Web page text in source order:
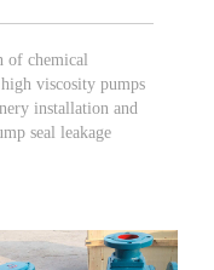
of chemical
viscosity pumps
installation and
seal leakage